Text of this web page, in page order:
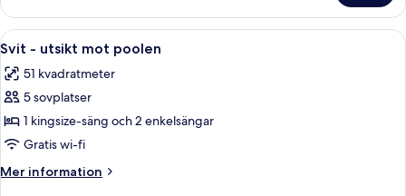
-
utsikt
mot
Öppna
alla
foton
för
Svit
-
utsikt
mot
Ett hotellrum med en stor säng, ett
8
Svit - utsikt mot poolen
51 kvadratmeter
5 sovplatser
1 kingsize-säng och 2 enkelsängar
Gratis wi-fi
Mer information
Mer